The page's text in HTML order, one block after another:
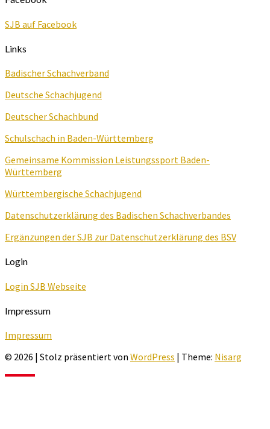
SJB auf Facebook
Links
Badischer Schachverband
Deutsche Schachjugend
Deutscher Schachbund
Schulschach in Baden-Württemberg
Gemeinsame Kommission Leistungssport Baden-
Württemberg
Württembergische Schachjugend
Datenschutzerklärung des Badischen Schachverbandes
Ergänzungen der SJB zur Datenschutzerklärung des BSV
Login
Login SJB Webseite
Impressum
Impressum
© 2026 | Stolz präsentiert von WordPress | Theme: Nisarg